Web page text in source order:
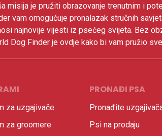
misija je pružiti obrazovanje trenutnim i
vam omogućuje pronalazak stručnih
najnovije vijesti iz psećeg svijeta. Bez
Dog Finder je ovdje kako bi vam pružio
za uzgajivače
za groomere
PRONAĐI PSA
Pronađite
Psi na prodaju